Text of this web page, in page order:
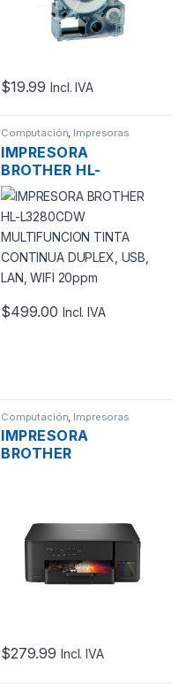
$19.99 Incl. IVA
Computación, Impresoras
IMPRESORA
BROTHER HL-
L3280CDW
MULTIFUNCION
TINTA CONTINUA
DUPLEX, USB, LAN,
WIFI 20PPM
$499.00 Incl. IVA
Computación Impresoras
IMPRESORA
BROTHER
TINTA CONTINUA,
WIFI, USB
$279.99 Incl. IVA